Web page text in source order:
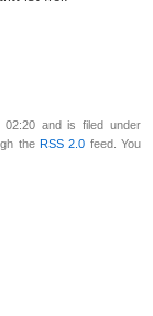
and is filed under
the RSS 2.0 feed. You